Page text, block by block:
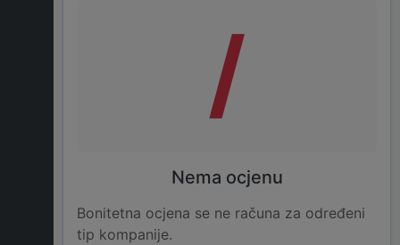
/
Nema ocjenu
Bonitetna ocjena se ne računa za određeni
tip kompanije.